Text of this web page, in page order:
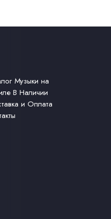
Музыки на
В Наличии
и Оплата